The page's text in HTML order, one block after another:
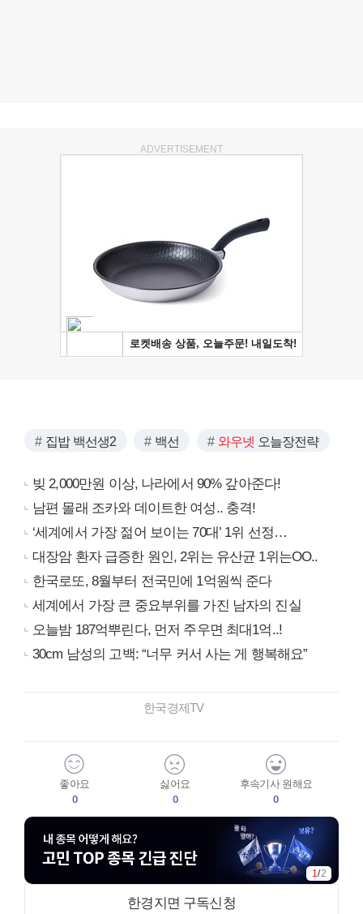
ADVERTISEMENT
집밥 백선생2 백선 와우넷 오늘장전략
빚 2,000만원 이상, 나라에서 90% 갚아준다!
남편 몰래 조카와 데이트한 여성.. 충격!
‘세계에서 가장 젊어 보이는 70대’ 1위 선정…
대장암 환자 급증한 원인, 2위는 유산균 1위는OO..
한국로또, 8월부터 전국민에 1억원씩 준다
세계에서 가장 큰 중요부위를 가진 남자의 진실
오늘밤 187억뿌린다, 먼저 주우면 최대1억..!
30cm 남성의 고백: “너무 커서 사는 게 행복해요”
한국경제TV
좋아요
0
싫어요
0
후속기사 원해요
0
1 /2
한경지면 구독신청